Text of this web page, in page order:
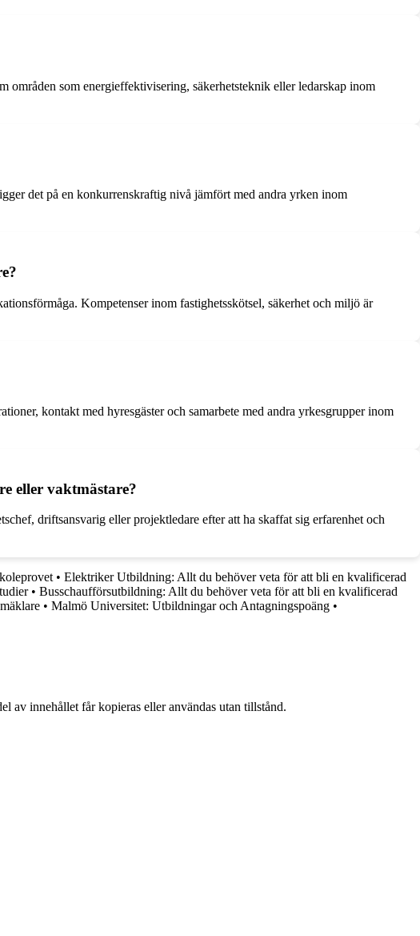
som energieffektivisering, säkerhetsteknik eller ledarskap inom
det på en konkurrenskraftig nivå jämfört med andra yrken inom
Kompetenser inom fastighetsskötsel, säkerhet och miljö är
kontakt med hyresgäster och samarbete med andra yrkesgrupper inom
eller vaktmästare?
driftsansvarig eller projektledare efter att ha skaffat sig erfarenhet och
• Elektriker Utbildning: Allt du behöver veta för att bli en kvalificerad
• Busschaufförsutbildning: Allt du behöver veta för att bli en kvalificerad
• Malmö Universitet: Utbildningar och Antagningspoäng •
av innehållet får kopieras eller användas utan tillstånd.